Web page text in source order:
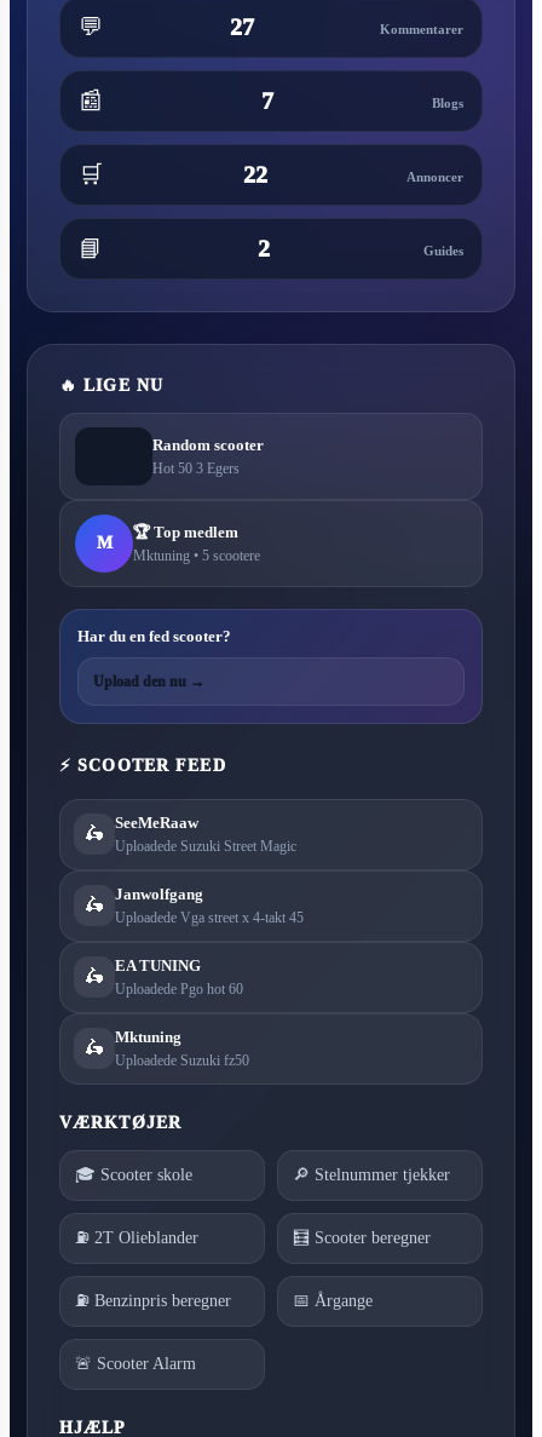
💬 27 Kommentarer
📰 7 Blogs
🛒 22 Annoncer
📘 2 Guides
🔥 LIGE NU
Random scooter
Hot 50 3 Egers
M
🏆 Top medlem
Mktuning • 5 scootere
Har du en fed scooter?
Upload den nu →
⚡ SCOOTER FEED
🛵
SeeMeRaaw
Uploadede Suzuki Street Magic
🛵
Janwolfgang
Uploadede Vga street x 4-takt 45
🛵
EA TUNING
Uploadede Pgo hot 60
🛵
Mktuning
Uploadede Suzuki fz50
VÆRKTØJER
🎓 Scooter skole 🔎 Stelnummer tjekker
⛽ 2T Olieblander 🧮 Scooter beregner
⛽ Benzinpris beregner 📅 Årgange
🚨 Scooter Alarm
HJÆLP